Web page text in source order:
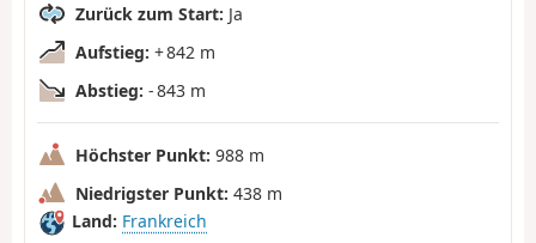
Zurück zum Start: Ja
Aufstieg: + 842 m
Abstieg: - 843 m
Höchster Punkt: 988 m
Niedrigster Punkt: 438 m
Land: Frankreich